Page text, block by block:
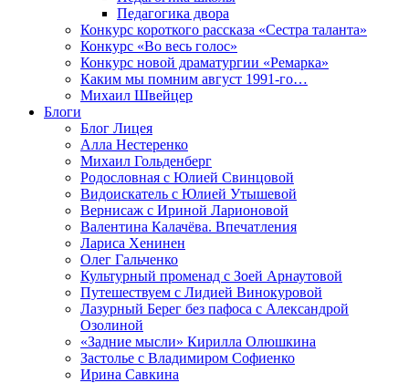
Педагогика двора
Конкурс короткого рассказа «Сестра таланта»
Конкурс «Во весь голос»
Конкурс новой драматургии «Ремарка»
Каким мы помним август 1991-го…
Михаил Швейцер
Блоги
Блог Лицея
Алла Нестеренко
Михаил Гольденберг
Родословная с Юлией Свинцовой
Видоискатель с Юлией Утышевой
Вернисаж с Ириной Ларионовой
Валентина Калачёва. Впечатления
Лариса Хенинен
Олег Гальченко
Культурный променад с Зоей Арнаутовой
Путешествуем с Лидией Винокуровой
Лазурный Берег без пафоса с Александрой
Озолиной
«Задние мысли» Кирилла Олюшкина
Застолье с Владимиром Софиенко
Ирина Савкина